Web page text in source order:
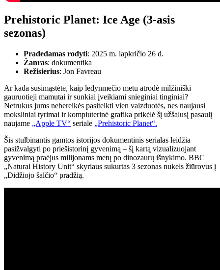
Prehistoric Planet: Ice Age (3-asis
sezonas)
Pradedamas rodyti: 2025 m. lapkričio 26 d.
Žanras: dokumentika
Režisierius: Jon Favreau
Ar kada susimąstėte, kaip ledynmečio metu atrodė milžiniški
gauruotieji mamutai ir sunkiai įveikiami snieginiai tinginiai?
Netrukus jums nebereikės pasitelkti vien vaizduotės, nes naujausi
moksliniai tyrimai ir kompiuterinė grafika prikėlė šį užšalusį pasaulį
naujame „Apple TV“ seriale „Prehistoric Planet“.
Šis stulbinantis gamtos istorijos dokumentinis serialas leidžia
pasižvalgyti po priešistorinį gyvenimą – šį kartą vizualizuojant
gyvenimą praėjus milijonams metų po dinozaurų išnykimo. BBC
„Natural History Unit“ skyriaus sukurtas 3 sezonas nukels žiūrovus į
„Didžiojo šalčio“ pradžią.